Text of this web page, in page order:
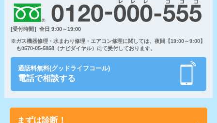
[受付時間］全日 9:00～19:00
※ガス機器修理・水まわり修理・エアコン修理に関しては、夜間【19:00～9:00】
も0570-05-5858（ナビダイヤル）にて受付しております。
通話料無料(グッドライフコール)
電話で相談する
まずは診断！